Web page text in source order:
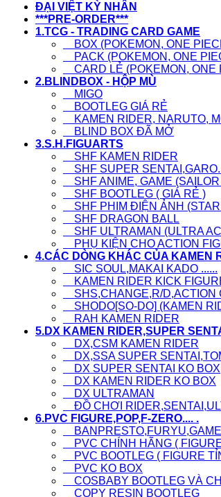
ĐẠI VIỆT KỲ NHÂN
***PRE-ORDER***
1.TCG - TRADING CARD GAME
BOX (POKEMON, ONE
PACK (POKEMON, ONE
CARD LẺ (POKEMON, ONE
2.BLINDBOX - HỘP MÙ
MIGO
BOOTLEG GIÁ RẺ
KAMEN RIDER, NARUTO,
BLIND BOX ĐÃ MỞ
3.S.H.FIGUARTS
SHF KAMEN RIDER
SHF SUPER
SHF ANIME, GAME
SHF BOOTLEG ( GIÁ RẺ )
SHF PHIM ĐIỆN ẢNH (STAR
SHF DRAGON BALL
SHF ULTRAMAN (ULTRA
PHỤ KIỆN CHO ACTION
4.CÁC DÒNG KHÁC CỦA KAMEN
SIC SOUL,MAKAI KADO ......
KAMEN RIDER KICK
SHS,CHANGE,R/D,ACTION
SHODO[SO-DO] (KAMEN
RAH KAMEN RIDER
5.DX KAMEN RIDER,SUPER
DX,CSM KAMEN RIDER
DX,SSA SUPER
DX SUPER SENTAI KO BOX
DX KAMEN RIDER KO BOX
DX ULTRAMAN
ĐỒ CHƠI
6.PVC FIGURE,POP,F-ZERO.... .
PVC CHÍNH HÃNG (
PVC BOOTLEG ( FIGURE
PVC KO BOX
COSBABY BOOTLEG VÀ
COPY RESIN BOOTLEG